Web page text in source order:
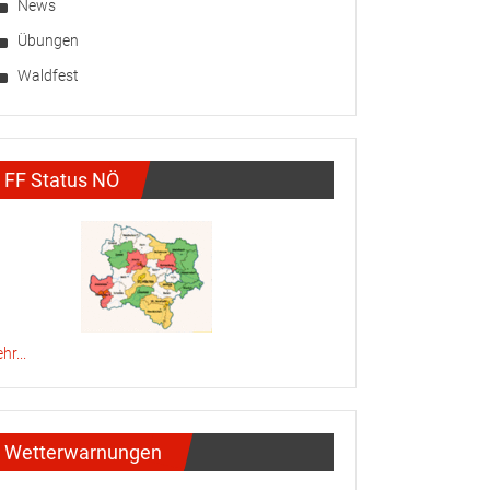
News
Übungen
Waldfest
FF Status NÖ
Wetterwarnungen